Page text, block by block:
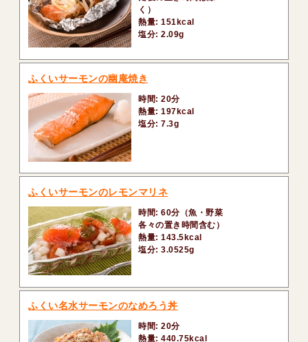
く）
熱量: 151kcal
塩分: 2.09g
ふくいサーモンの幽庵焼き
時間: 20分
熱量: 197kcal
塩分: 7.3g
ふくいサーモンのレモンマリネ
時間: 60分（魚・野菜
各々の置き時間含む）
熱量: 143.5kcal
塩分: 3.0525g
ふくい名水サーモンのなめろう丼
時間: 20分
熱量: 440.75kcal